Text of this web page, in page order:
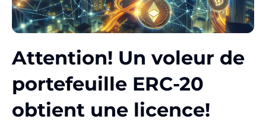
Attention! Un voleur de
portefeuille ERC-20
obtient une licence!